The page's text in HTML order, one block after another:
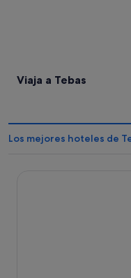
Viaja a Tebas
Los mejores hoteles de